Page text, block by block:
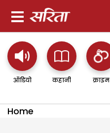
ऑडियो कहानी क्राइम
Home